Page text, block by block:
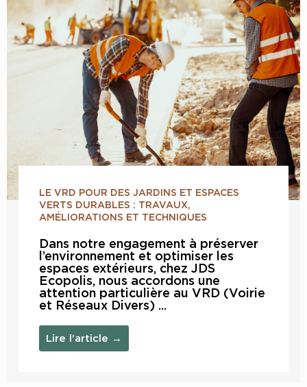
LE VRD POUR DES JARDINS ET ESPACES
VERTS DURABLES : TRAVAUX,
AMÉLIORATIONS ET TECHNIQUES
Dans notre engagement à préserver
l’environnement et optimiser les
espaces extérieurs, chez JDS
Ecopolis, nous accordons une
attention particulière au VRD (Voirie
et Réseaux Divers) ...
Lire l'article →